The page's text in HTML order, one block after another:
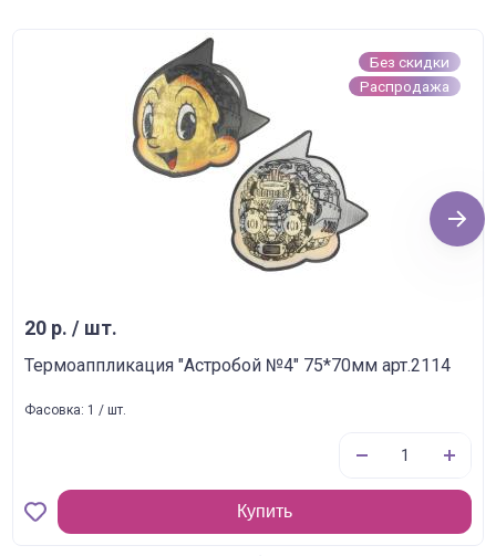
Без скидки
Распродажа
20 р. / шт.
Термоаппликация "Астробой №4" 75*70мм арт.2114
Фасовка: 1 / шт.
Купить
Next